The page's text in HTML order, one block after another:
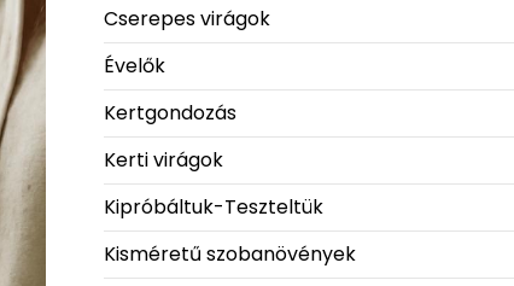
Cserepes virágok
Évelők
Kertgondozás
Kerti virágok
Kipróbáltuk-Teszteltük
Kisméretű szobanövények